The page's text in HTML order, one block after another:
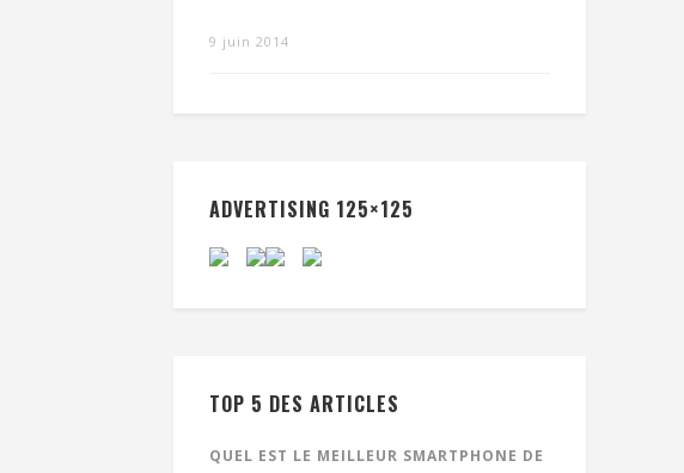
9 juin 2014
ADVERTISING 125×125
TOP 5 DES ARTICLES
QUEL EST LE MEILLEUR SMARTPHONE DE